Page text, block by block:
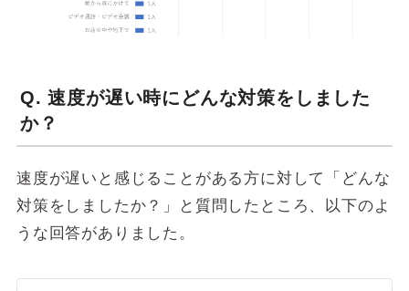
Q. 速度が遅い時にどんな対策をしました
か？
速度が遅いと感じることがある方に対して「どんな
対策をしましたか？」と質問したところ、以下のよ
うな回答がありました。